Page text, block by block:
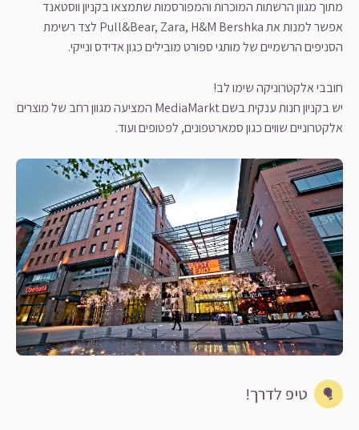
מתוך מגוון הרשתות המוכרות והמפורסמות שתמצאו בקניון ווסטאנד
אפשר למנות את Pull&Bear, Zara, H&M Bershka לצד רשימת
הסניפים הרשמיים של מותגי ספורט מובילים כגון אדידס ונייקי.
חובבי אלקטרוניקה שימו לב!
יש בקניון חנות ענקית בשם MediaMarkt המציעה מגוון רחב של מוצרים
אלקטרוניים שווים כגון סמארטפונים, לפטופים ועוד.
טיפ לדרך!